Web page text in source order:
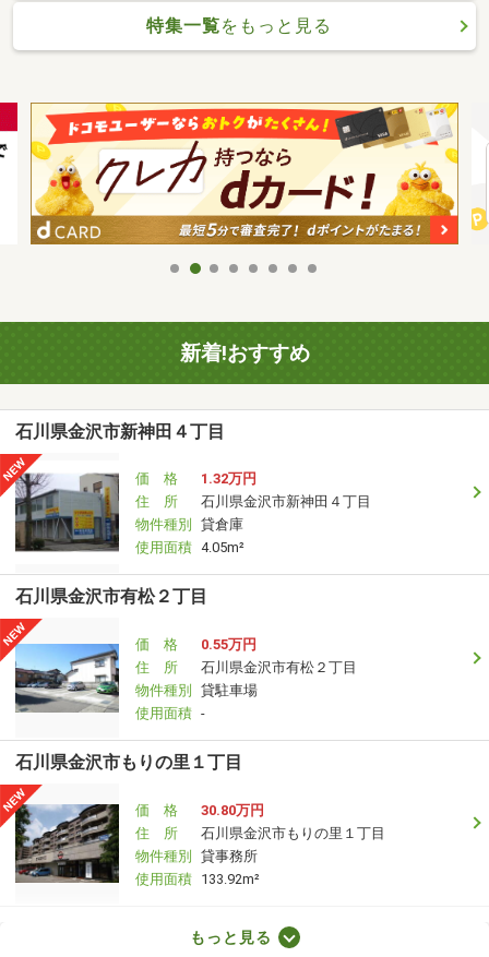
特集一覧をもっと見る
新着!おすすめ
石川県金沢市新神田４丁目
価 格
1.32万円
住 所
石川県金沢市新神田４丁目
物件種別
貸倉庫
使用面積 4.05m²
石川県金沢市有松２丁目
価 格
0.55万円
住 所
石川県金沢市有松２丁目
物件種別
貸駐車場
使用面積 -
石川県金沢市もりの里１丁目
価 格
30.80万円
住 所
石川県金沢市もりの里１丁目
物件種別
貸事務所
使用面積 133.92m²
石川県金沢市野町２丁目もっと見る